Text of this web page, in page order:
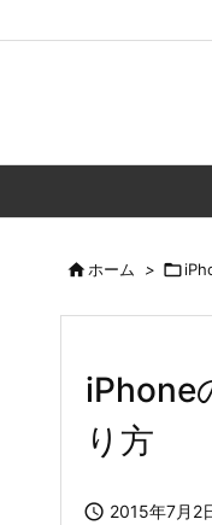
ホーム > 
iPhone
り方
 2015年7月2